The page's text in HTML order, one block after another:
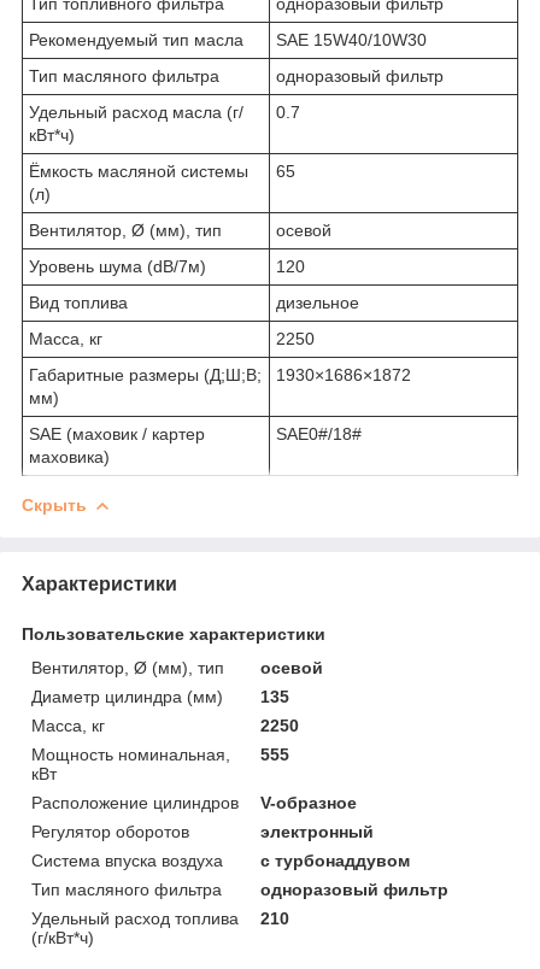
Рекомендуемый тип масла
SAE 15W40/10W30
Тип масляного фильтра
одноразовый фильтр
Удельный расход масла (г/
кВт*ч)
0.7
Ёмкость масляной системы
(л)
65
Вентилятор, Ø (мм), тип
осевой
Уровень шума (dB/7м)
120
Вид топлива
дизельное
Масса, кг
2250
Габаритные размеры (Д;Ш;В;
мм)
1930×1686×1872
SAE (маховик / картер
маховика)
SAE0#/18#
Скрыть
Характеристики
Пользовательские характеристики
Вентилятор, Ø (мм), тип
осевой
Диаметр цилиндра (мм)
135
Масса, кг
2250
Мощность номинальная,
кВт
555
Расположение цилиндров
V-образное
Регулятор оборотов
электронный
Система впуска воздуха
с турбонаддувом
Тип масляного фильтра
одноразовый фильтр
Удельный расход топлива
(г/кВт*ч)
210